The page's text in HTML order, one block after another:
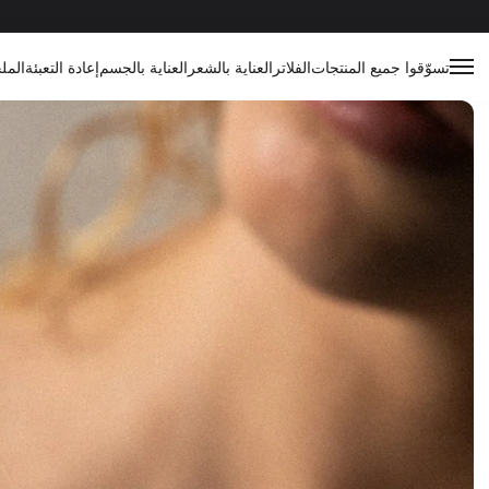
تسوّقوا جميع المنتجاتالفلاتر العناية بالشعر العناية بالجسمإعادة التعبئة